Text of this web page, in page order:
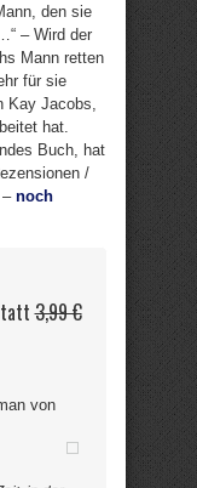
den sie
– Wird der
Mann retten
für sie
Kay Jacobs,
hat.
Buch, hat
/
–noch
3,99 €
von